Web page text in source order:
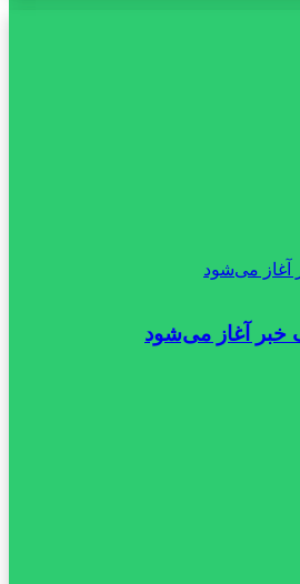
آغاز می‌شود
خبر آغاز می‌شود